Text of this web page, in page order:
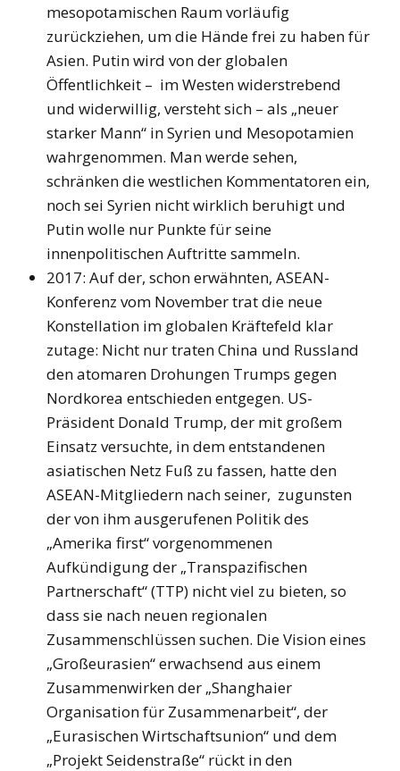
mesopotamischen Raum vorläufig
zurückziehen, um die Hände frei zu haben für
Asien. Putin wird von der globalen
Öffentlichkeit – im Westen widerstrebend
und widerwillig, versteht sich – als „neuer
starker Mann“ in Syrien und Mesopotamien
wahrgenommen. Man werde sehen,
schränken die westlichen Kommentatoren ein,
noch sei Syrien nicht wirklich beruhigt und
Putin wolle nur Punkte für seine
innenpolitischen Auftritte sammeln.
2017: Auf der, schon erwähnten, ASEAN-
Konferenz vom November trat die neue
Konstellation im globalen Kräftefeld klar
zutage: Nicht nur traten China und Russland
den atomaren Drohungen Trumps gegen
Nordkorea entschieden entgegen. US-
Präsident Donald Trump, der mit großem
Einsatz versuchte, in dem entstandenen
asiatischen Netz Fuß zu fassen, hatte den
ASEAN-Mitgliedern nach seiner, zugunsten
der von ihm ausgerufenen Politik des
„Amerika first“ vorgenommenen
Aufkündigung der „Transpazifischen
Partnerschaft“ (TTP) nicht viel zu bieten, so
dass sie nach neuen regionalen
Zusammenschlüssen suchen. Die Vision eines
„Großeurasien“ erwachsend aus einem
Zusammenwirken der „Shanghaier
Organisation für Zusammenarbeit“, der
„Eurasischen Wirtschaftsunion“ und dem
„Projekt Seidenstraße“ rückt in den